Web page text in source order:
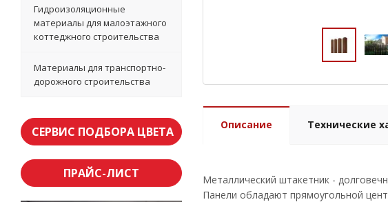
Описание Технические
Металлический штакетник -
Панели обладают прямоугольной
Гидроизоляционные
материалы для малоэтажного
коттеджного строительства
Материалы для транспортно-
дорожного строительства
СЕРВИС ПОДБОРА ЦВЕТА
ПРАЙС-ЛИСТ